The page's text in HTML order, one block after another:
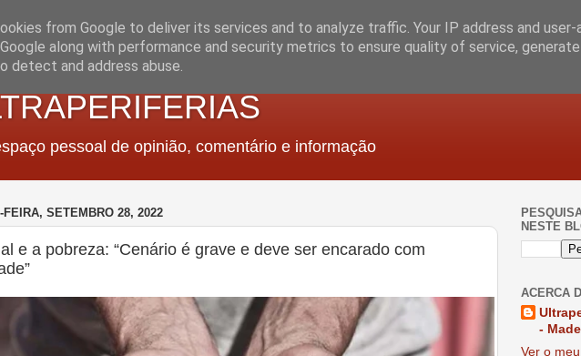
pessoal de opinião, comentário e informação
FEIRA, SETEMBRO 28, 2022
e a pobreza: “Cenário é grave e deve ser encarado com
NESTE
ACERCA
-
Ver o
from Google to deliver its services and to analyze traffic. Your IP address and user-
along with performance and security metrics to ensure quality of service,
detect and address abuse.